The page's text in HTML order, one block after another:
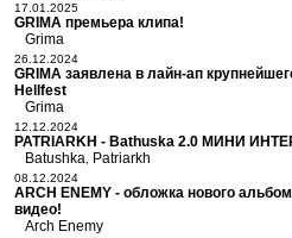
17.01.2025
GRIMA премьера клипа!
Grima
26.12.2024
GRIMA заявлена в лайн-ап
Hellfest
Grima
12.12.2024
PATRIARKH - Bathuska 2.0 МИНИ
Batushka Patriarkh
08.12.2024
ARCH ENEMY - обложка нового
видео!
Arch Enemy